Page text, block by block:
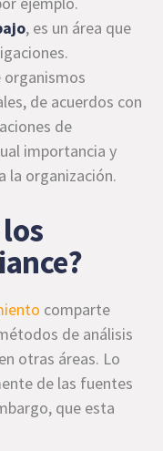
, es un área que
organismos
de acuerdos con
de
importancia y
la organización.
comparte
de análisis
otras áreas. Lo
de las fuentes
que esta